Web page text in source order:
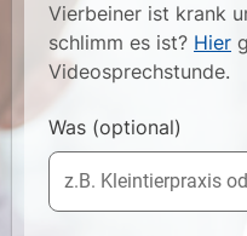
Vierbeiner ist krank
schlimm es ist? Hier
Videosprechstunde.
Was (optional)